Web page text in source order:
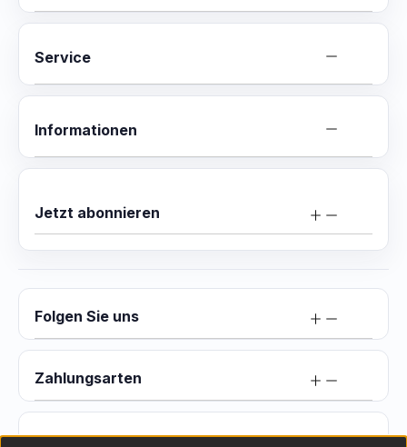
Service
Informationen
Jetzt abonnieren
Folgen Sie uns
Zahlungsarten
Versand